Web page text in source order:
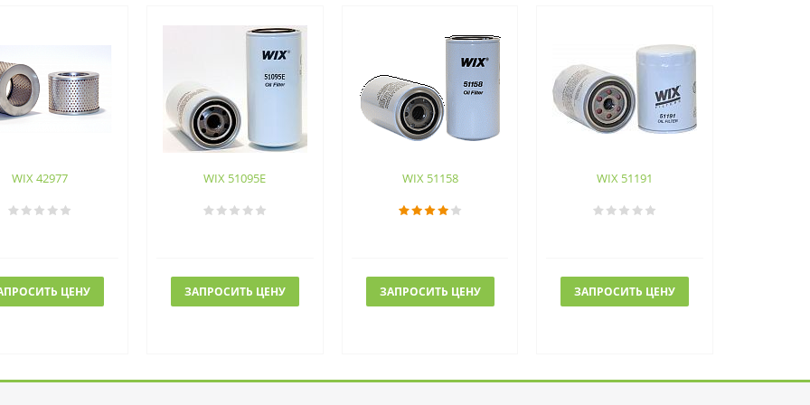
WIX 42977
ЦЕНУ
WIX 51095E
ЗАПРОСИТЬ ЦЕНУ
WIX 51158
ЗАПРОСИТЬ ЦЕНУ
WIX 51191
ЗАПРОСИТЬ ЦЕНУ